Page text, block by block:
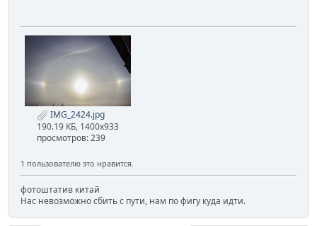
IMG_2424.jpg
190.19 КБ, 1400x933
просмотров: 239
1 пользователю это нравится.
фотоштатив китай
Нас невозможно сбить с пути, нам по фигу куда идти.